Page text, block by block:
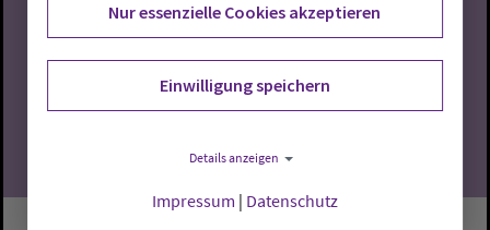
07
08.2026
Nur essenzielle Cookies akzeptieren
Einwilligung speichern
Details anzeigen
Impressum | Datenschutz